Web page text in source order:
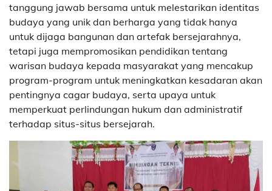
tanggung jawab bersama untuk melestarikan identitas
budaya yang unik dan berharga yang tidak hanya
untuk dijaga bangunan dan artefak bersejarahnya,
tetapi juga mempromosikan pendidikan tentang
warisan budaya kepada masyarakat yang mencakup
program-program untuk meningkatkan kesadaran akan
pentingnya cagar budaya, serta upaya untuk
memperkuat perlindungan hukum dan administratif
terhadap situs-situs bersejarah.